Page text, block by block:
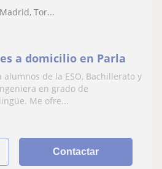
Tor...
a domicilio en Parla
de la ESO, Bachillerato y
en grado de
Me ofre...
Contactar